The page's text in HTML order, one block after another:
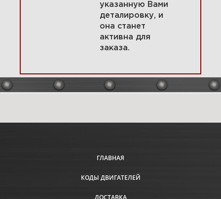
указанную Вами
деталировку, и
она станет
активна для
заказа.
ГЛАВНАЯ
КОДЫ ДВИГАТЕЛЕЙ
ДОСТАВКА